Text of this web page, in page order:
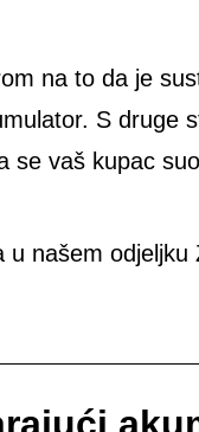
na to da je
S druge
se vaš kupac
našem odjeljku